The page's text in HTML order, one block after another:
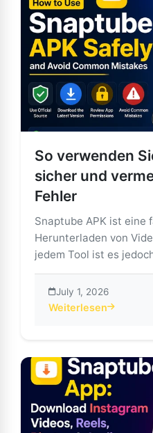
So verwenden
sicher und
Fehler
Snaptube APK ist eine
Herunterladen von
jedem Tool ist es
July 1, 2026
Weiterlesen
about So